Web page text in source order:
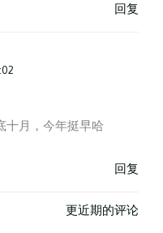
回复
十月，今年挺早哈
回复
更近期的评论